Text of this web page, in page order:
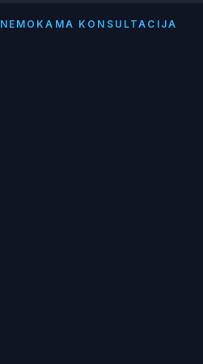
NEMOKAMA KONSULTACIJA